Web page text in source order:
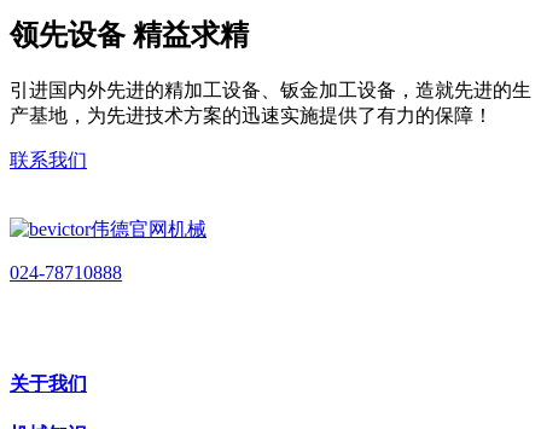
领先设备 精益求精
引进国内外先进的精加工设备、钣金加工设备，造就先进的生
产基地，为先进技术方案的迅速实施提供了有力的保障！
联系我们
024-78710888
关于我们